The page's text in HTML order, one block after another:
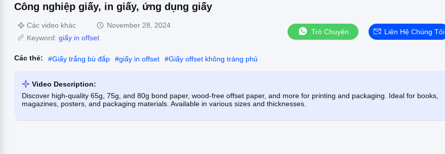
Công nghiệp giấy, in giấy, ứng dụng giấy
Các video khác
November 28, 2024
Keyword: giấy in offset
Trò Chuyện Liên Hệ Chúng Tôi
Các thẻ: #Giấy trắng bù đắp #giấy in offset #Giấy offset không tráng phủ
Video Description:
Discover high-quality 65g, 75g, and 80g bond paper, wood-free offset paper, and more for printing and packaging. Ideal for books,
magazines, posters, and packaging materials. Available in various sizes and thicknesses.